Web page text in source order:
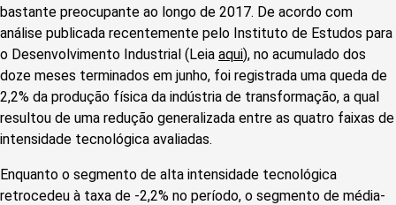
bastante preocupante ao longo de 2017. De acordo com
análise publicada recentemente pelo Instituto de Estudos para
o Desenvolvimento Industrial (Leia aqui), no acumulado dos
doze meses terminados em junho, foi registrada uma queda de
2,2% da produção física da indústria de transformação, a qual
resultou de uma redução generalizada entre as quatro faixas de
intensidade tecnológica avaliadas.
Enquanto o segmento de alta intensidade tecnológica
retrocedeu à taxa de -2,2% no período, o segmento de média-